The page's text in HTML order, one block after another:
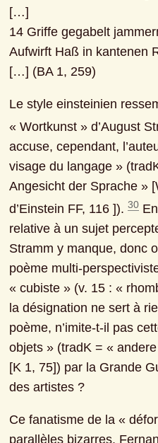
[…]
14 Griffe gegabelt
Aufwirft Haß in kantenen
[…] (BA 1, 259)
Le style einsteinien
« Wortkunst » d’August
accuse, cependant,
visage du langage »
Angesicht der Sprache »
d’Einstein FF, 116 ]). 30
relative à un sujet
Stramm y manque, donc
poème multi-
« cubiste » (v. 15 : «
la désignation ne sert à
poème, n’imite-t-il pas
objets » (tradK = «
[K 1, 75]) par la Grande
des artistes ?
Ce fanatisme de la «
parallèles bizarres.